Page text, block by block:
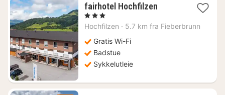
fairhotel Hochfilzen1
fra
, 3 Stjerner
Hochfilzen · 5.7 km fra Fieberbrunn
Gratis Wi-Fi
Badstue
Sykkelutleie